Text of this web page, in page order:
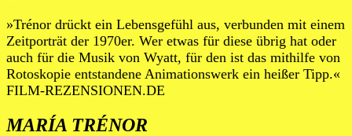
»Trénor drückt ein Lebensgefühl aus, verbunden mit einem
Zeitporträt der 1970er. Wer etwas für diese übrig hat oder
auch für die Musik von Wyatt, für den ist das mithilfe von
Rotoskopie entstandene Animationswerk ein heißer Tipp.«
FILM-REZENSIONEN.DE
MARÍA TRÉNOR